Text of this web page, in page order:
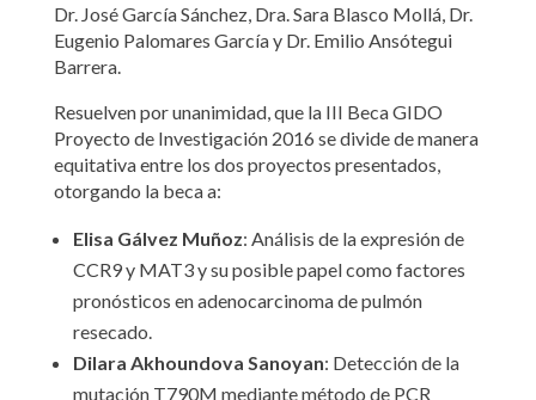
Dr. José García Sánchez, Dra. Sara Blasco Mollá, Dr.
Eugenio Palomares García y Dr. Emilio Ansótegui
Barrera.
Resuelven por unanimidad, que la III Beca GIDO
Proyecto de Investigación 2016 se divide de manera
equitativa entre los dos proyectos presentados,
otorgando la beca a:
Elisa Gálvez Muñoz: Análisis de la expresión de
CCR9 y MAT3 y su posible papel como factores
pronósticos en adenocarcinoma de pulmón
resecado.
Dilara Akhoundova Sanoyan: Detección de la
mutación T790M mediante método de PCR